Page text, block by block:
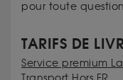
pour toute
TARIFS DE
Service premium